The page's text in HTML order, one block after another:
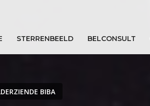
STERRENBEELD BELCONSULT
BIBA